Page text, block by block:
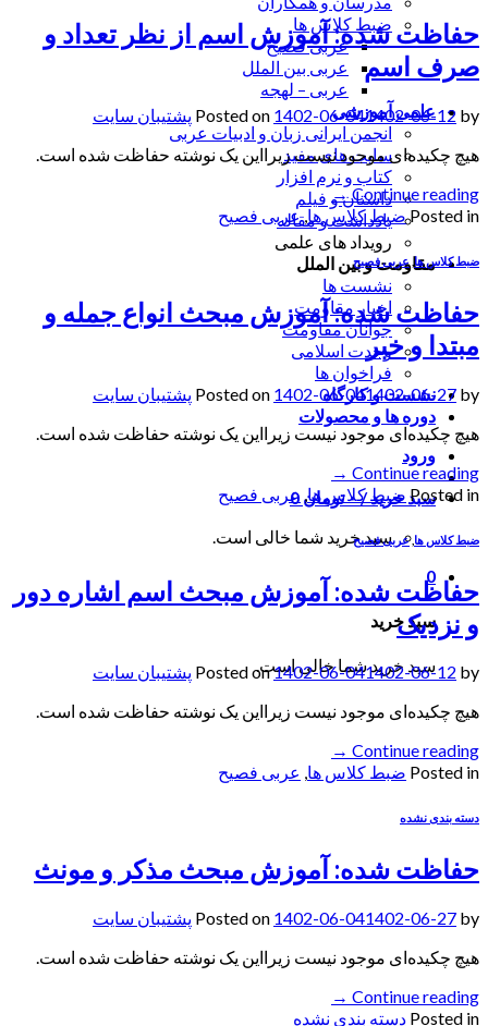
ضبط کلاس ها
عربی فصیح
عربی بین الملل
عربی – لهجه
علمی آموزشی
انجمن ایرانی زبان و ادبیات عربی
سایت های مفید
کتاب و نرم افزار
داستان و فیلم
یادداشت و مقاله
رویداد های علمی
مقاومت و بین الملل
نشست ها
اخبار مقاومت
جوانان مقاومت
وحدت اسلامی
فراخوان ها
نشست و کارگاه
دوره ها و محصولات
ورود
سبد خرید /۰تومان 0
سبد خرید شما خالی است.
0
سبد خرید
سبد خرید شما خالی است.
حفاظت شده: آموزش اسم از نظر تعداد و
صرف اسم
Posted on 1402-06-041402-06-12 by
پشتیبان سایت
هیچ چکیده‌ای موجود نیست زیرا‌این یک نوشته حفاظت شده است.
Continue reading
→
Posted inضبط کلاس ها ,عربی فصیح
ضبط کلاس ها, عربی فصیح
حفاظت شده: آموزش مبحث انواع جمله و
مبتدا و خبر
Posted on 1402-06-041402-06-27 by
پشتیبان سایت
هیچ چکیده‌ای موجود نیست زیرا‌این یک نوشته حفاظت شده است.
Continue reading
→
Posted in ضبط کلاس ها عربی فصیح
ضبط کلاس ها ,عربی فصیح
حفاظت شده: آموزش مبحث اسم اشاره دور
و نزدیک
Posted on1402-06-041402-06-12 by
پشتیبان سایت
هیچ چکیده‌ای موجود نیست زیرا‌این یک نوشته حفاظت شده است.
Continue reading
→
Posted in ضبط کلاس ها, عربی فصیح
دسته بندی نشده
حفاظت شده: آموزش مبحث مذکر و مونث
Posted on 1402-06-041402-06-27 by
پشتیبان سایت
هیچ چکیده‌ای موجود نیست زیرا‌این یک نوشته حفاظت شده است.
Continue reading
→
Posted in دسته بندی نشده